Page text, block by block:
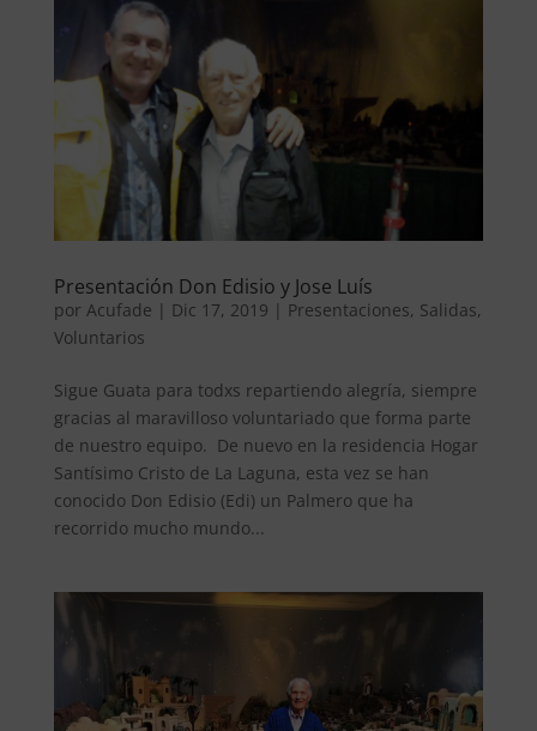
Presentación Don Edisio y Jose Luís
por Acufade | Dic 17, 2019 | Presentaciones, Salidas,
Voluntarios
Sigue Guata para todxs repartiendo alegría, siempre
gracias al maravilloso voluntariado que forma parte
de nuestro equipo. De nuevo en la residencia Hogar
Santísimo Cristo de La Laguna, esta vez se han
conocido Don Edisio (Edi) un Palmero que ha
recorrido mucho mundo...